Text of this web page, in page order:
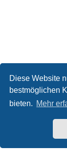
Diese Website
bestmöglichen
bieten. Mehr